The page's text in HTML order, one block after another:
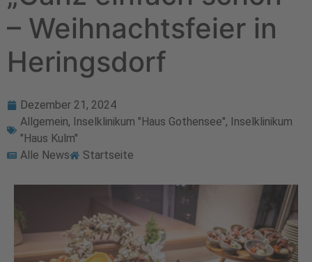
– Weihnachtsfeier in
Heringsdorf
Dezember 21, 2024
Allgemein, Inselklinikum "Haus Gothensee", Inselklinikum
"Haus Kulm"
Alle News
Startseite